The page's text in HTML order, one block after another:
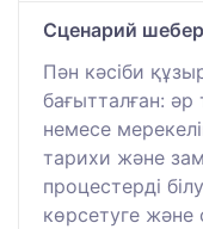
Сценарий
Пән кәсіби
бағытталған: әр
немесе
тарихи және
процестерді
көрсетуге және